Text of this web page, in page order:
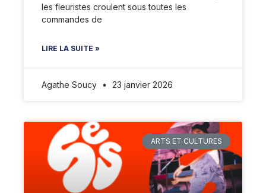
les fleuristes croulent sous toutes les
commandes de
LIRE LA SUITE »
Agathe Soucy 23 janvier 2026
ARTS ET CULTURES